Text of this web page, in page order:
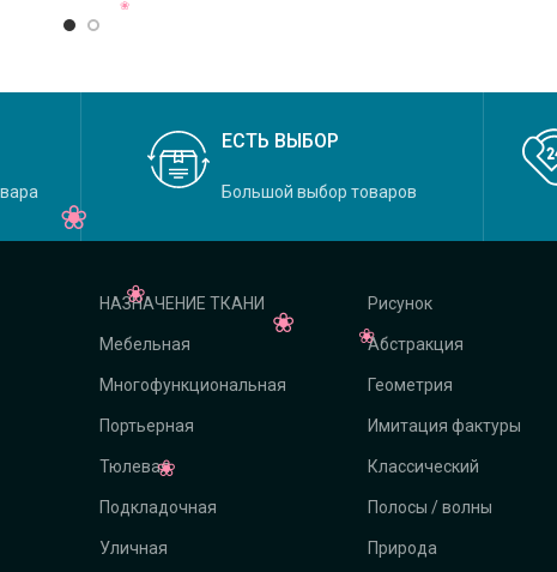
ЕСТЬ ВЫБОР
Большой выбор товаров
НАЗНАЧЕНИЕ ТКАНИ
Мебельная
Многофункциональная
Портьерная
Тюлевая
Подкладочная
Уличная
Рисунок
Абстракция
Геометрия
Имитация фактуры
Классический
Полосы / волны
Природа